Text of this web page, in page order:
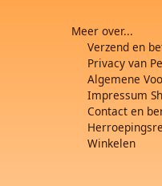
Meer over...
Verzend en
Privacy van
Algemene
Impressum
Contact en
Winkelen